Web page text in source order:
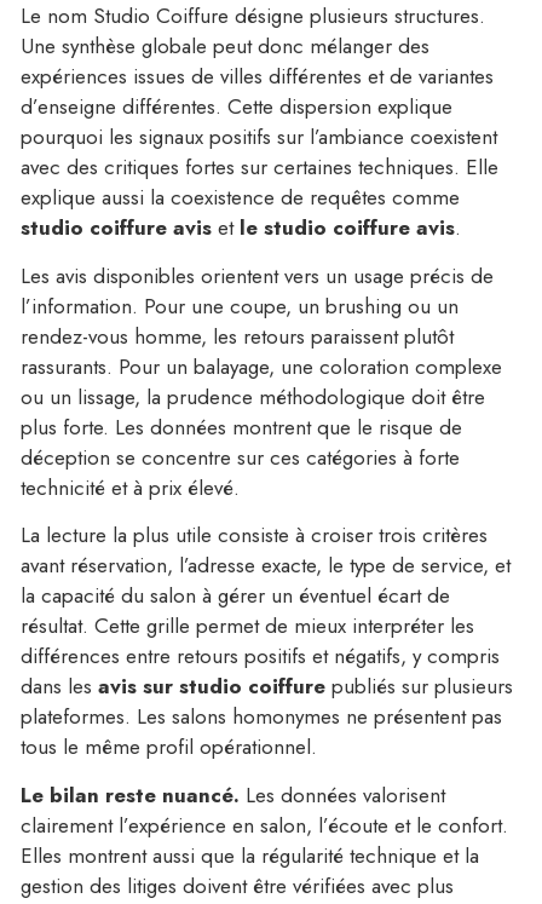
Le nom Studio Coiffure désigne plusieurs structures.
Une synthèse globale peut donc mélanger des
expériences issues de villes différentes et de variantes
d’enseigne différentes. Cette dispersion explique
pourquoi les signaux positifs sur l’ambiance coexistent
avec des critiques fortes sur certaines techniques. Elle
explique aussi la coexistence de requêtes comme
studio coiffure avis et le studio coiffure avis.
Les avis disponibles orientent vers un usage précis de
l’information. Pour une coupe, un brushing ou un
rendez-vous homme, les retours paraissent plutôt
rassurants. Pour un balayage, une coloration complexe
ou un lissage, la prudence méthodologique doit être
plus forte. Les données montrent que le risque de
déception se concentre sur ces catégories à forte
technicité et à prix élevé.
La lecture la plus utile consiste à croiser trois critères
avant réservation, l’adresse exacte, le type de service, et
la capacité du salon à gérer un éventuel écart de
résultat. Cette grille permet de mieux interpréter les
différences entre retours positifs et négatifs, y compris
dans les avis sur studio coiffure publiés sur plusieurs
plateformes. Les salons homonymes ne présentent pas
tous le même profil opérationnel.
Le bilan reste nuancé. Les données valorisent
clairement l’expérience en salon, l’écoute et le confort.
Elles montrent aussi que la régularité technique et la
gestion des litiges doivent être vérifiées avec plus